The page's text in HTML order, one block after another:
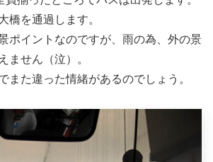
橋を通過します。
ポイントなのですが、雨の為、外の景
ません（泣）。
また違った情緒があるのでしょう。